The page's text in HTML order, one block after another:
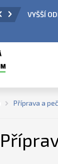
Příprava a